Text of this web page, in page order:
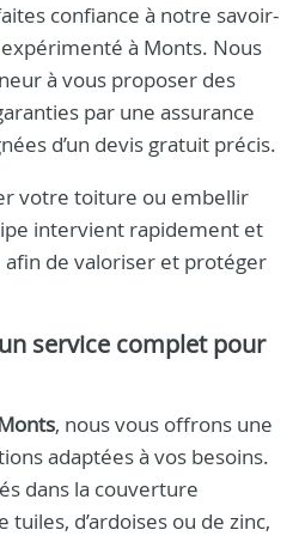
confiance à notre savoir-
à Monts. Nous
à vous proposer des
par une assurance
d’un devis gratuit précis.
votre toiture ou embellir
intervient rapidement et
de valoriser et protéger
service complet pour
, nous vous offrons une
adaptées à vos besoins.
dans la couverture
d’ardoises ou de zinc,